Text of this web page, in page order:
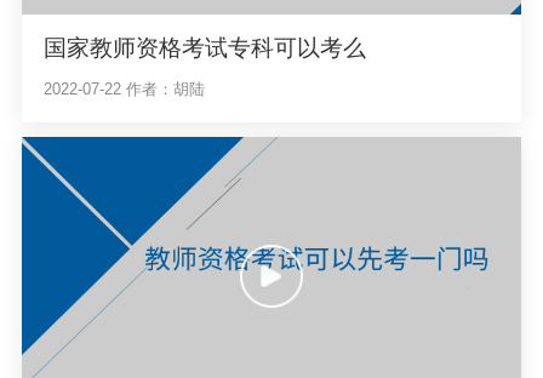
国家教师资格考试专科可以考么
2022-07-22 作者：胡陆